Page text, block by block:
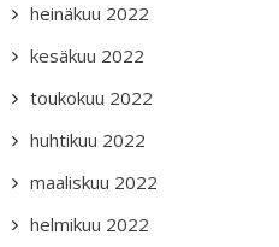
heinäkuu 2022
kesäkuu 2022
toukokuu 2022
huhtikuu 2022
maaliskuu 2022
helmikuu 2022